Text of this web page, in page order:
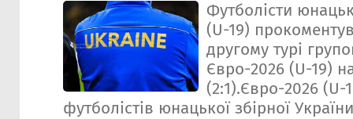
Футболісти
(U-19)
другому турі
Євро-2026 (U-19)
(2:1).Євро-2026 (U-
футболістів юнацької збірної